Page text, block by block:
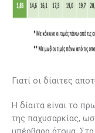
Γιατί οι δίαιτες
Η δίαιτα είναι το
της παχυσαρκίας,